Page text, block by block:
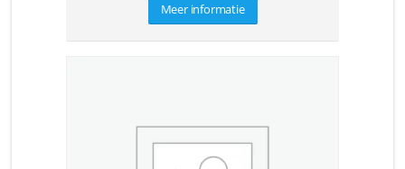
Meer informatie